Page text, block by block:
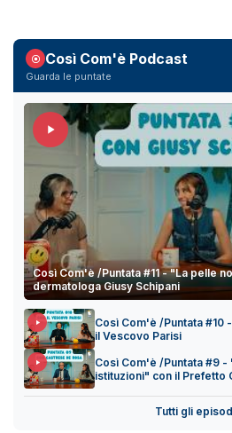
Così Com'è Podcast
Guarda le puntate
Così Com'è /Puntata #11 - "La pelle
dermatologa Giusy Schipani
Così Com'è /Puntata #10
il Vescovo Parisi
Così Com'è /Puntata #9 -
istituzioni" con il Prefetto
Tutti gli